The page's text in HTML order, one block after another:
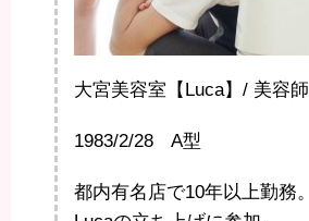
大宮美容室【Luca】/ 美容師
1983/2/28 A型
都内有名店で10年以上勤務